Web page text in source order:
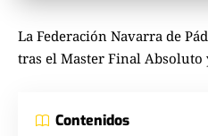
La Federación Navarra de
tras el Master Final Absoluto
Contenidos